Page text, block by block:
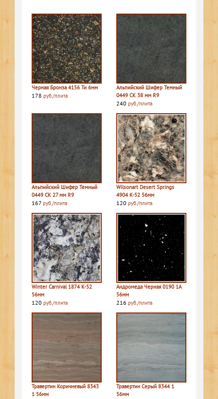
Черная Бронза 4156 Ти 6мм
178 руб./плита
Альпийский Шифер Темный
0449 СК 38 мм R9
240 руб./плита
Альпийский Шифер Темный
0449 СК 27 мм R9
167 руб./плита
Wilsonart Desert Springs
4904 K-52 56мм
120 руб./плита
Winter Carnival 1874 K-52
56мм
120 руб./плита
Андромеда Черная 0190 1A
56мм
216 руб./плита
Травертин Коричневый 8343
1 56мм
Травертин Серый 8344 1
56мм